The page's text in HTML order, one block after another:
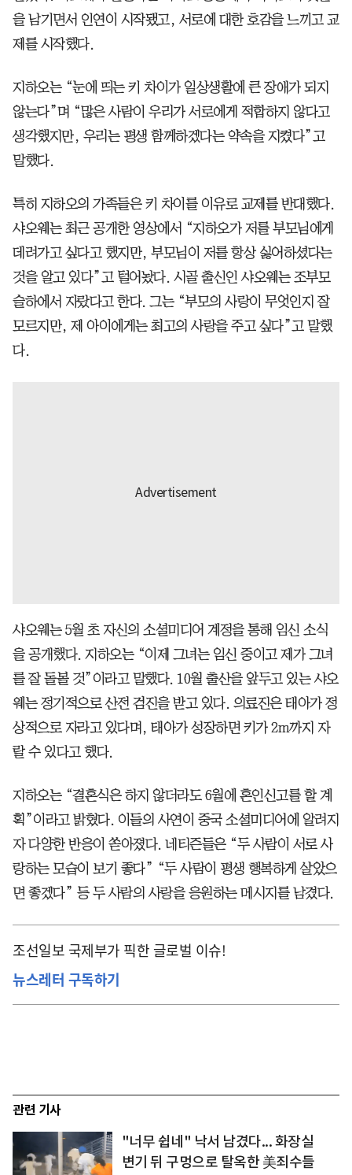
을 남기면서 인연이 시작됐고, 서로에 대한 호감을 느끼고 교
제를 시작했다.
지하오는 “눈에 띄는 키 차이가 일상생활에 큰 장애가 되지
않는다”며 “많은 사람이 우리가 서로에게 적합하지 않다고
생각했지만, 우리는 평생 함께하겠다는 약속을 지켰다”고
말했다.
특히 지하오의 가족들은 키 차이를 이유로 교제를 반대했다.
샤오웨는 최근 공개한 영상에서 “지하오가 저를 부모님에게
데려가고 싶다고 했지만, 부모님이 저를 항상 싫어하셨다는
것을 알고 있다”고 털어놨다. 시골 출신인 샤오웨는 조부모
슬하에서 자랐다고 한다. 그는 “부모의 사랑이 무엇인지 잘
모르지만, 제 아이에게는 최고의 사랑을 주고 싶다”고 말했
다.
샤오웨는 5월 초 자신의 소셜미디어 계정을 통해 임신 소식
을 공개했다. 지하오는 “이제 그녀는 임신 중이고 제가 그녀
를 잘 돌볼 것”이라고 말했다. 10월 출산을 앞두고 있는 샤오
웨는 정기적으로 산전 검진을 받고 있다. 의료진은 태아가 정
상적으로 자라고 있다며, 태아가 성장하면 키가 2m까지 자
랄 수 있다고 했다.
지하오는 “결혼식은 하지 않더라도 6월에 혼인신고를 할 계
획”이라고 밝혔다. 이들의 사연이 중국 소셜미디어에 알려지
자 다양한 반응이 쏟아졌다. 네티즌들은 “두 사람이 서로 사
랑하는 모습이 보기 좋다” “두 사람이 평생 행복하게 살았으
면 좋겠다” 등 두 사람의 사랑을 응원하는 메시지를 남겼다.
조선일보 국제부가 픽한 글로벌 이슈!
뉴스레터 구독하기
관련 기사
"너무 쉽네" 낙서 남겼다... 화장실
변기 뒤 구멍으로 탈옥한 美죄수들